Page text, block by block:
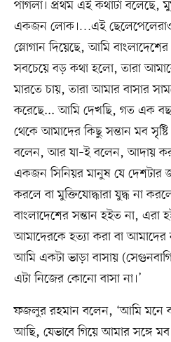
পাগলা। প্রথম এই কথাটা বলেছে,
একজন লোক।…এই
স্লোগান দিয়েছে, আমি
সবচেয়ে বড় কথা হলো, তারা
মারতে চায়, তারা আমার বাসার
করেছে... আমি দেখছি, গত এক
থেকে আমাদের কিছু সন্তান মব সৃষ্টি
বলেন, আর যা–ই বলেন, আদায়
একজন সিনিয়র মানুষ যে দেশটার
করলে বা মুক্তিযোদ্ধারা যুদ্ধ না
বাংলাদেশের সন্তান হইত না, এরা
আমাদেরকে হত্যা করা বা আমাদের
আমি একটা ভাড়া বাসায়
এটা নিজের কোনো বাসা না।’
ফজলুর রহমান বলেন, ‘আমি মনে
আছি, যেভাবে গিয়ে আমার সঙ্গে মব